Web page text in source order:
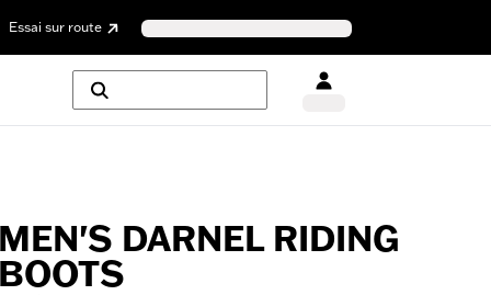
Essai sur route
DARNEL RIDING